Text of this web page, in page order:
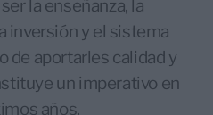
la enseñanza, la
inversión y el sistema
de aportarles calidad y
un imperativo en
años.